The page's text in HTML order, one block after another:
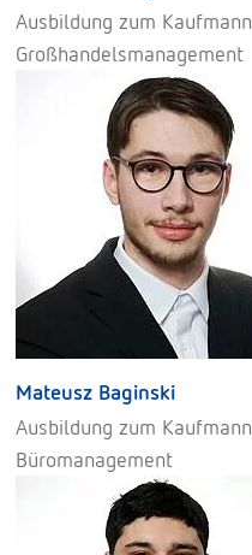
Ausbildung zum Kaufmann
Großhandelsmanagement
Mateusz Baginski
Ausbildung zum Kaufmann
Büromanagement